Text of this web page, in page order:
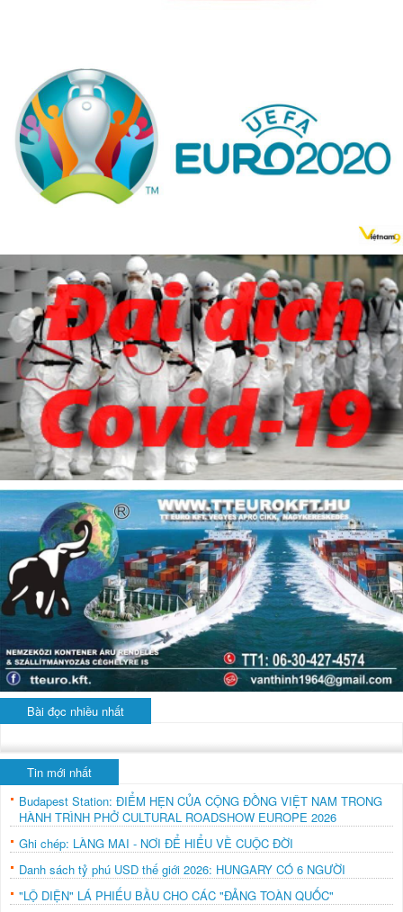
Bài đọc nhiều nhất
Tin mới nhất
Budapest Station: ĐIỂM HẸN CỦA CỘNG ĐỒNG VIỆT NAM TRONG
HÀNH TRÌNH PHỞ CULTURAL ROADSHOW EUROPE 2026
Ghi chép: LÀNG MAI - NƠI ĐỂ HIỂU VỀ CUỘC ĐỜI
Danh sách tỷ phú USD thế giới 2026: HUNGARY CÓ 6 NGƯỜI
"LỘ DIỆN" LÁ PHIẾU BẦU CHO CÁC "ĐẢNG TOÀN QUỐC"